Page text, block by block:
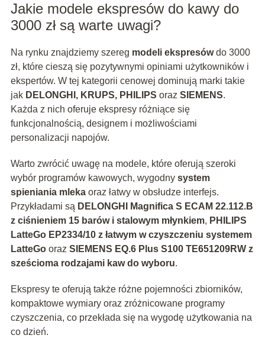
Jakie modele ekspresów do kawy do
3000 zł są warte uwagi?
Na rynku znajdziemy szereg modeli ekspresówdo 3000
zł, które cieszą się pozytywnymi opiniami użytkowników i
ekspertów. W tej kategorii cenowej dominują marki takie
jak DELONGHI, KRUPS, PHILIPS oraz SIEMENS.
Każda z nich oferuje ekspresy różniące się
funkcjonalnością, designem i możliwościami
personalizacji napojów.
Warto zwrócić uwagę na modele, które oferują szeroki
wybór programów kawowych, wygodny system
spieniania mlekaoraz łatwy w obsłudze interfejs.
Przykładami są DELONGHI Magnifica S ECAM 22.112.B
z ciśnieniem 15 barów i stalowym młynkiem, PHILIPS
LatteGo EP2334/10 z łatwym w czyszczeniu systemem
LatteGooraz SIEMENS EQ.6 Plus S100 TE651209RW z
sześcioma rodzajami kaw do wyboru.
Ekspresy te oferują także różne pojemności zbiorników,
kompaktowe wymiary oraz zróżnicowane programy
czyszczenia, co przekłada się na wygodę użytkowania na
co dzień.